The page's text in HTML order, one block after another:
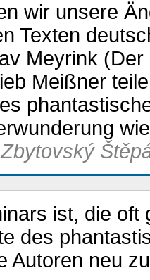
wir unsere
Texten
Meyrink
Meißner
ist, die
des
Autoren neu